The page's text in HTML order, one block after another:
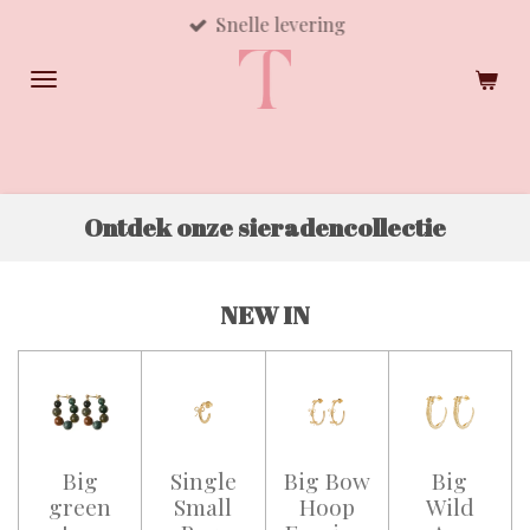
naar
Snelle levering
Ontdek onze sieradencollectie
NEW IN
Big
green
Single
Small
Big Bow
Hoop
Big
Wild